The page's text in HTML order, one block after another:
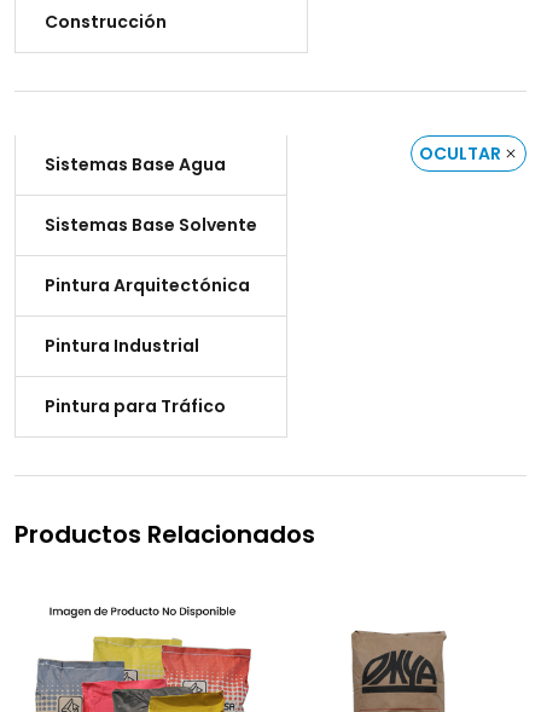
Construcción
OCULTAR
Sistemas Base Agua
Sistemas Base Solvente
Pintura Arquitectónica
Pintura Industrial
Pintura para Tráfico
Productos Relacionados